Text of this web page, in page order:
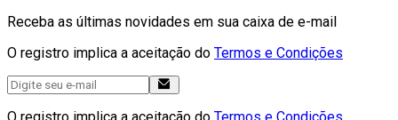
Receba as últimas novidades em sua caixa de e-mail
O registro implica a aceitação do Termos e Condições